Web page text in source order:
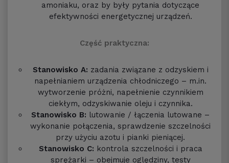
amoniaku, oraz by były pytania dotyczące
efektywności energetycznej urządzeń.
Część praktyczna:
Stanowisko A: zadania związane z odzyskiem i
napełnianiem urządzenia chłodniczego – m.in.
wytworzenie próżni, napełnienie czynnikiem
ciekłym, odzyskiwanie oleju i czynnika.
Stanowisko B: lutowanie / łączenia lutowane –
wykonanie połączenia, sprawdzenie szczelności
przy użyciu azotu i pianki pieniącej.
Stanowisko C: kontrola szczelności i praca
sprężarki – obejmuje oględziny, testy